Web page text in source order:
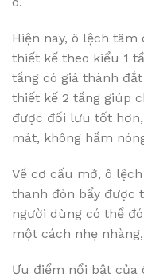
Hiện nay, ô lệch
thiết kế theo kiểu 1
tầng có giá thành
thiết kế 2 tầng giúp
được đối lưu tốt
mát, không hầm
Về cơ cấu mở, ô
thanh đòn bẩy được
người dùng có thể
một cách nhẹ
Ưu điểm nổi bật của